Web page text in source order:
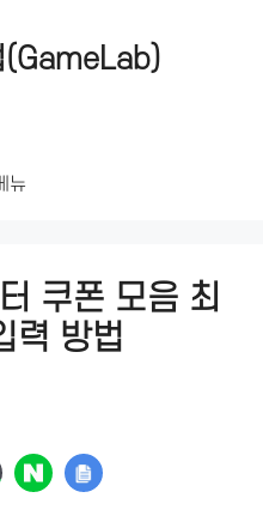
(GameLab)
뉴
쿠폰 모음 최
력 방법